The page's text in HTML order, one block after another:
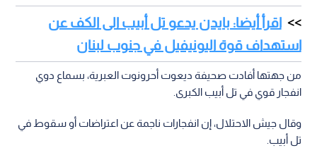
اقرأ أيضا: بايدن يدعو تل أبيب الى الكف عن
استهداف قوة اليونيفيل في جنوب لبنان
من جهتها أفادت صحيفة ديعوت أحرونوت العبرية، بسماع دوي
انفجار قوي في تل أبيب الكبرى.
وقال جيش الاحتلال، إن انفجارات ناجمة عن اعتراضات أو سقوط في
تل أبيب.